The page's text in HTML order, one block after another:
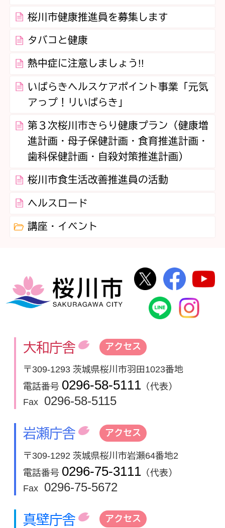
桜川市健康推進員を募集します
タバコと健康
熱中症に注意しましょう!!
いばらきヘルスケアポイント事業「元気
アっプ！リいばらき」
第３次桜川市きらり健康プラン（健康増
進計画・母子保健計画・食育推進計画・
歯科保健計画・自殺対策推進計画）
桜川市食生活改善推進員の活動
ヘルスロード
講座・イベント
桜川市
桜川市公式
桜川
桜川市公
大和庁舎 アクセス
〒309-1293 茨城県桜川市羽田1023番地
電話番号 0296-58-5111 （代表）
Fax
0296-58-5115
岩瀬庁舎 アクセス
〒309-1292 茨城県桜川市岩瀬64番地2
電話番号 0296-75-3111 （代表）
Fax
0296-75-5672
真壁庁舎 アクセス